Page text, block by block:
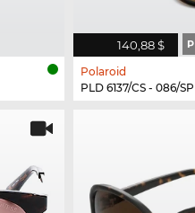
140,88 $ P
Polaroid
PLD 6137/CS - 086/SP